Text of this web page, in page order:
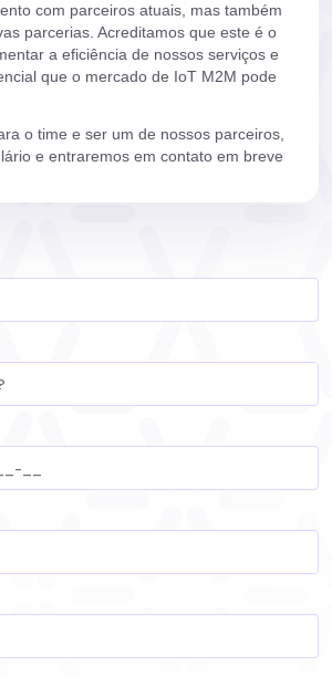
com parceiros atuais, mas também
parcerias. Acreditamos que este é o
a eficiência de nossos serviços e
que o mercado de IoT M2M pode
o time e ser um de nossos parceiros,
e entraremos em contato em breve